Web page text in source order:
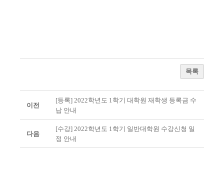
목록
이전
[등록] 2022학년도 1학기 대학원 재학생 등록금 수
납 안내
다음
[수강] 2022학년도 1학기 일반대학원 수강신청 일
정 안내